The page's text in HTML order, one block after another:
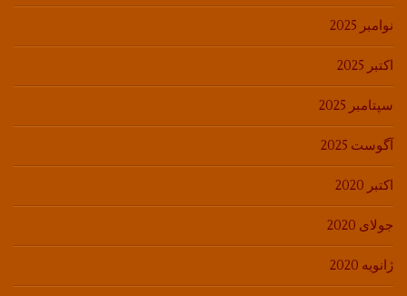
نوامبر 2025
اکتبر 2025
سپتامبر 2025
آگوست 2025
اکتبر 2020
جولای 2020
ژانویه 2020